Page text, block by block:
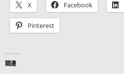
X Facebook
Pinterest
関連